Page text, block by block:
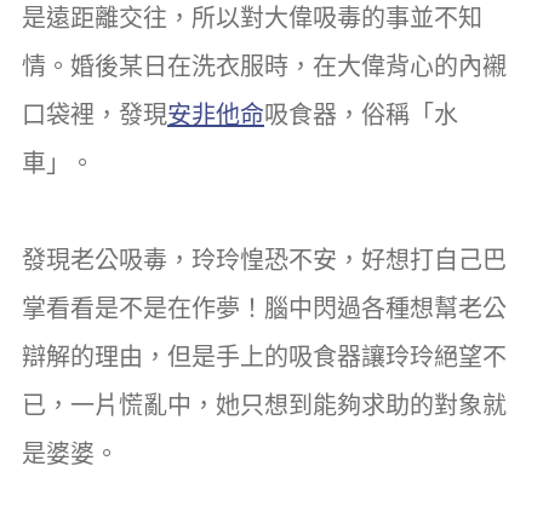
是遠距離交往，所以對大偉吸毒的事並不知
情。婚後某日在洗衣服時，在大偉背心的內襯
口袋裡，發現安非他命吸食器，俗稱「水
車」。
發現老公吸毒，玲玲惶恐不安，好想打自己巴
掌看看是不是在作夢！腦中閃過各種想幫老公
辯解的理由，但是手上的吸食器讓玲玲絕望不
已，一片慌亂中，她只想到能夠求助的對象就
是婆婆。